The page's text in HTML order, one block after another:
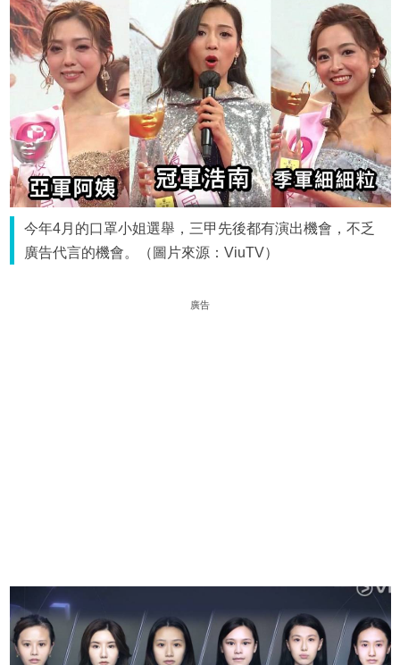
今年4月的口罩小姐選舉，三甲先後都有演出機會，不乏
廣告代言的機會。（圖片來源：ViuTV）
廣告